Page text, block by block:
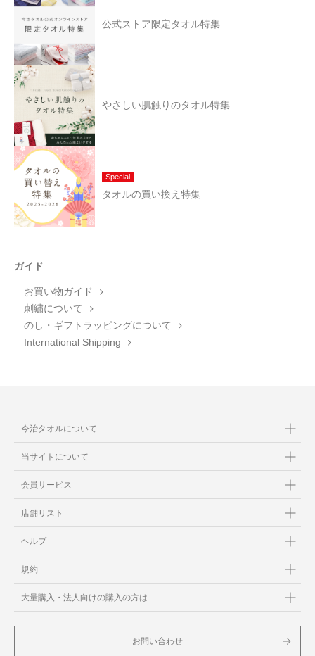
公式ストア限定タオル特集
やさしい肌触りのタオル特集
Special
タオルの買い換え特集
ガイド
お買い物ガイド
刺繍について
のし・ギフトラッピングについて
International Shipping
今治タオルについて
当サイトについて
会員サービス
店舗リスト
ヘルプ
規約
大量購入・法人向けの購入の方は
お問い合わせ